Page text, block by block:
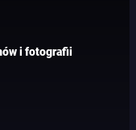
i fotografii